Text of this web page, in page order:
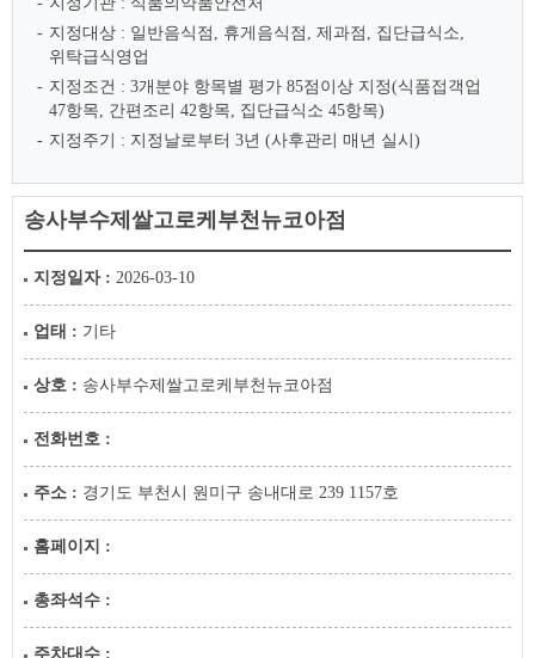
지정대상 : 일반음식점, 휴게음식점, 제과점, 집단급식소,
위탁급식영업
지정조건 : 3개분야 항목별 평가 85점이상 지정(식품접객업
47항목, 간편조리 42항목, 집단급식소 45항목)
지정주기 : 지정날로부터 3년 (사후관리 매년 실시)
송사부수제쌀고로케부천뉴코아점
지정일자 : 2026-03-10
업태 : 기타
상호 : 송사부수제쌀고로케부천뉴코아점
전화번호 :
주소 : 경기도 부천시 원미구 송내대로 239 1157호
홈페이지 :
총좌석수 :
주차대수 :